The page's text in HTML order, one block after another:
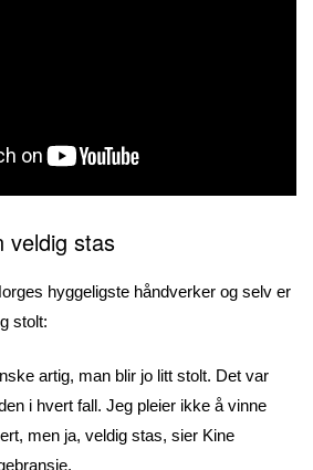
veldig stas
hyggeligste håndverker og selv er
stolt:
artig, man blir jo litt stolt. Det var
i hvert fall. Jeg pleier ikke å vinne
men ja, veldig stas, sier Kine